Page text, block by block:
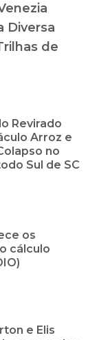
Diversa
de
Revirado
Arroz e
no
Sul de SC
os
cálculo
e Elis